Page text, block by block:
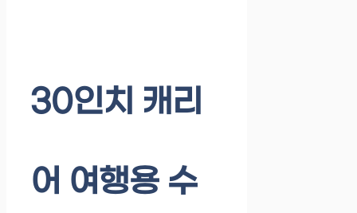
30인치 캐리
어 여행용 수